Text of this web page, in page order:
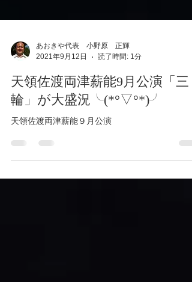
あおきや代表 小野原 正輝
2021年9月12日
読了時間: 1分
天領佐渡両津薪能9月公演「三
輪」が大盛況╰(*°▽°*)╯